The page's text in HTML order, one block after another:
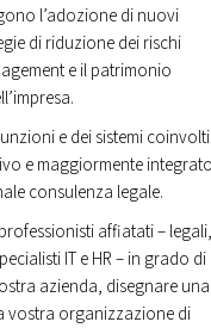
l’adozione di nuovi
di riduzione dei rischi
e il patrimonio
e dei sistemi
e maggiormente integrato
consulenza legale.
affiatati – legali,
IT e HR – in grado di
azienda, disegnare una
vostra organizzazione di